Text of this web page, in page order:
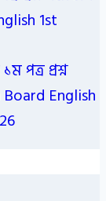
1st
পত্র প্রশ্ন
English